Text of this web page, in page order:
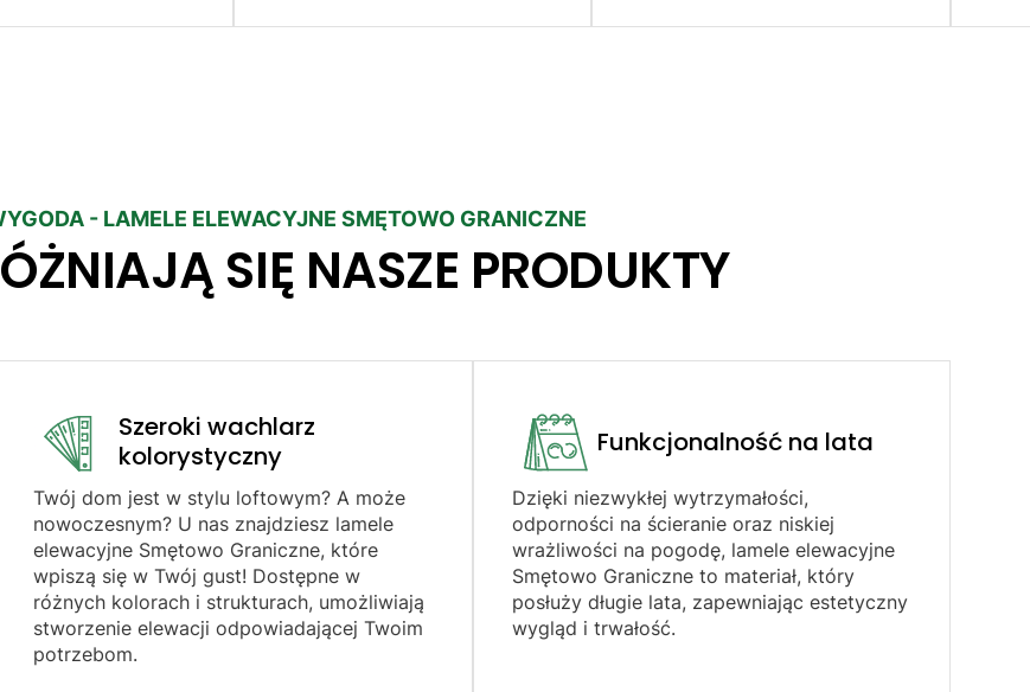
- LAMELE ELEWACYJNE SMĘTOWO GRANICZNE
SIĘ NASZE PRODUKTY
Szeroki wachlarz
kolorystyczny
Twój dom jest w stylu loftowym? A może
nowoczesnym? U nas znajdziesz lamele
elewacyjne Smętowo Graniczne, które
wpiszą się w Twój gust! Dostępne w
różnych kolorach i strukturach, umożliwiają
stworzenie elewacji odpowiadającej Twoim
potrzebom.
Funkcjonalność na lata
Dzięki niezwykłej wytrzymałości,
odporności na ścieranie oraz niskiej
wrażliwości na pogodę, lamele elewacyjne
Smętowo Graniczne to materiał, który
posłuży długie lata, zapewniając estetyczny
wygląd i trwałość.